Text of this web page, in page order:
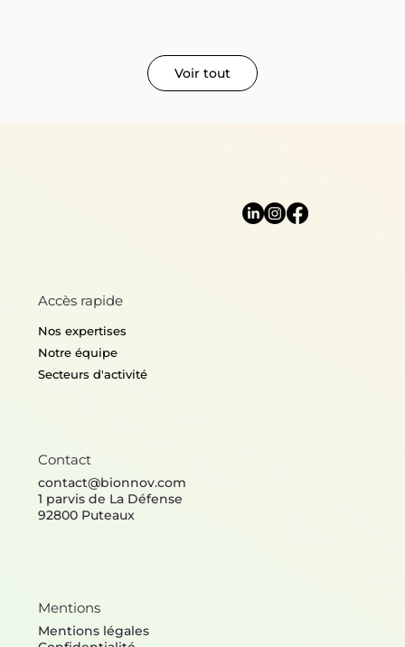
Voir tout
Accès rapide
Nos expertises
Notre équipe
Secteurs d'activité
Contact
contact@bionnov.com
1 parvis de La Défense
92800 Puteaux
Mentions
Mentions légales